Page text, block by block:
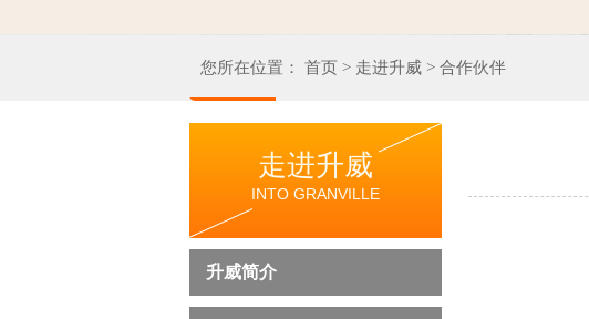
您所在位置： 首页 > 走进升威 > 合作伙伴
走进升威
INTO GRANVILLE
升威简介